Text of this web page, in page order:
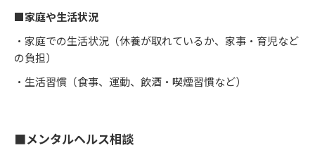
■家庭や生活状況
・家庭での生活状況（休養が取れているか、家事・育児など
の負担）
・生活習慣（食事、運動、飲酒・喫煙習慣など）
■メンタルヘルス相談